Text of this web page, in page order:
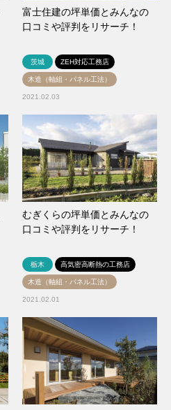
富士住建の坪単価とみんなの
口コミや評判をリサーチ！
茨城 ZEH対応工務店
木造（軸組・パネル工法）
2021.02.03
むぎくらの坪単価とみんなの
口コミや評判をリサーチ！
栃木 高気密高断熱の工務店
木造（軸組・パネル工法）
2021.02.01